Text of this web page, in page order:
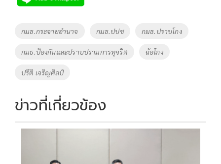
b
o
o
k
er y
Li
n
k
Tags
กมธ.กระจายอำนาจ กมธ.ปปช กมธ.ปราบโกง
กมธ.ป้องกันและปราบปรามการทุจริต ฉ้อโกง
ปรีติ เจริญศิลป์
ข่าวที่เกี่ยวข้อง